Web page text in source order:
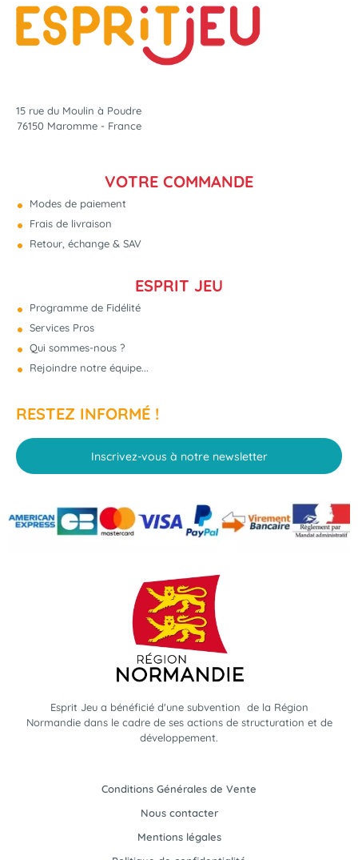
15 rue du Moulin à Poudre
76150 Maromme - France
VOTRE COMMANDE
Modes de paiement
Frais de livraison
Retour, échange & SAV
ESPRIT JEU
Programme de Fidélité
Services Pros
Qui sommes-nous ?
Rejoindre notre équipe...
RESTEZ INFORMÉ !
Inscrivez-vous à notre newsletter
Esprit Jeu a bénéficié d'une subvention de la Région
Normandie dans le cadre de ses actions de structuration et de
développement.
Conditions Générales de Vente
Nous contacter
Mentions légales